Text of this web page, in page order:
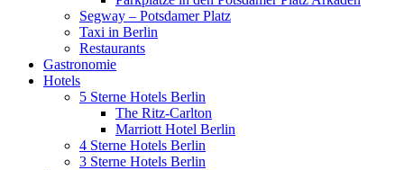
Segway – Potsdamer Platz
Taxi in Berlin
Restaurants
Gastronomie
Hotels
5 Sterne Hotels Berlin
The Ritz-Carlton
Marriott Hotel Berlin
4 Sterne Hotels Berlin
3 Sterne Hotels Berlin